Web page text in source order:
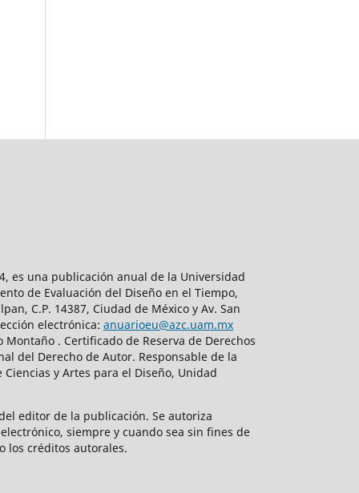
es una publicación anual de la Universidad
de Evaluación del Diseño en el Tiempo,
C.P. 14387, Ciudad de México y Av. San
electrónica: anuarioeu@azc.uam.mx
. Certificado de Reserva de Derechos
del Derecho de Autor. Responsable de la
y Artes para el Diseño, Unidad
editor de la publicación. Se autoriza
siempre y cuando sea sin fines de
los créditos autorales.